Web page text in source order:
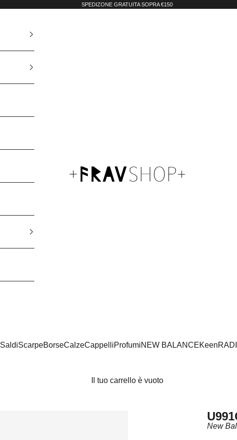
SPEDIZONE GRATUITA SOPRA €150
Fravshop
SaldiScarpeBorseCalzeCappelliProfumiNEW BALANCEKeen
Il tuo carrello è vuoto
New